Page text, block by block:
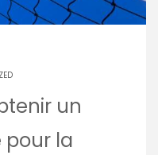
un
pour la